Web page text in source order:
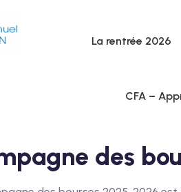
La rentrée 2026
CFA –
des